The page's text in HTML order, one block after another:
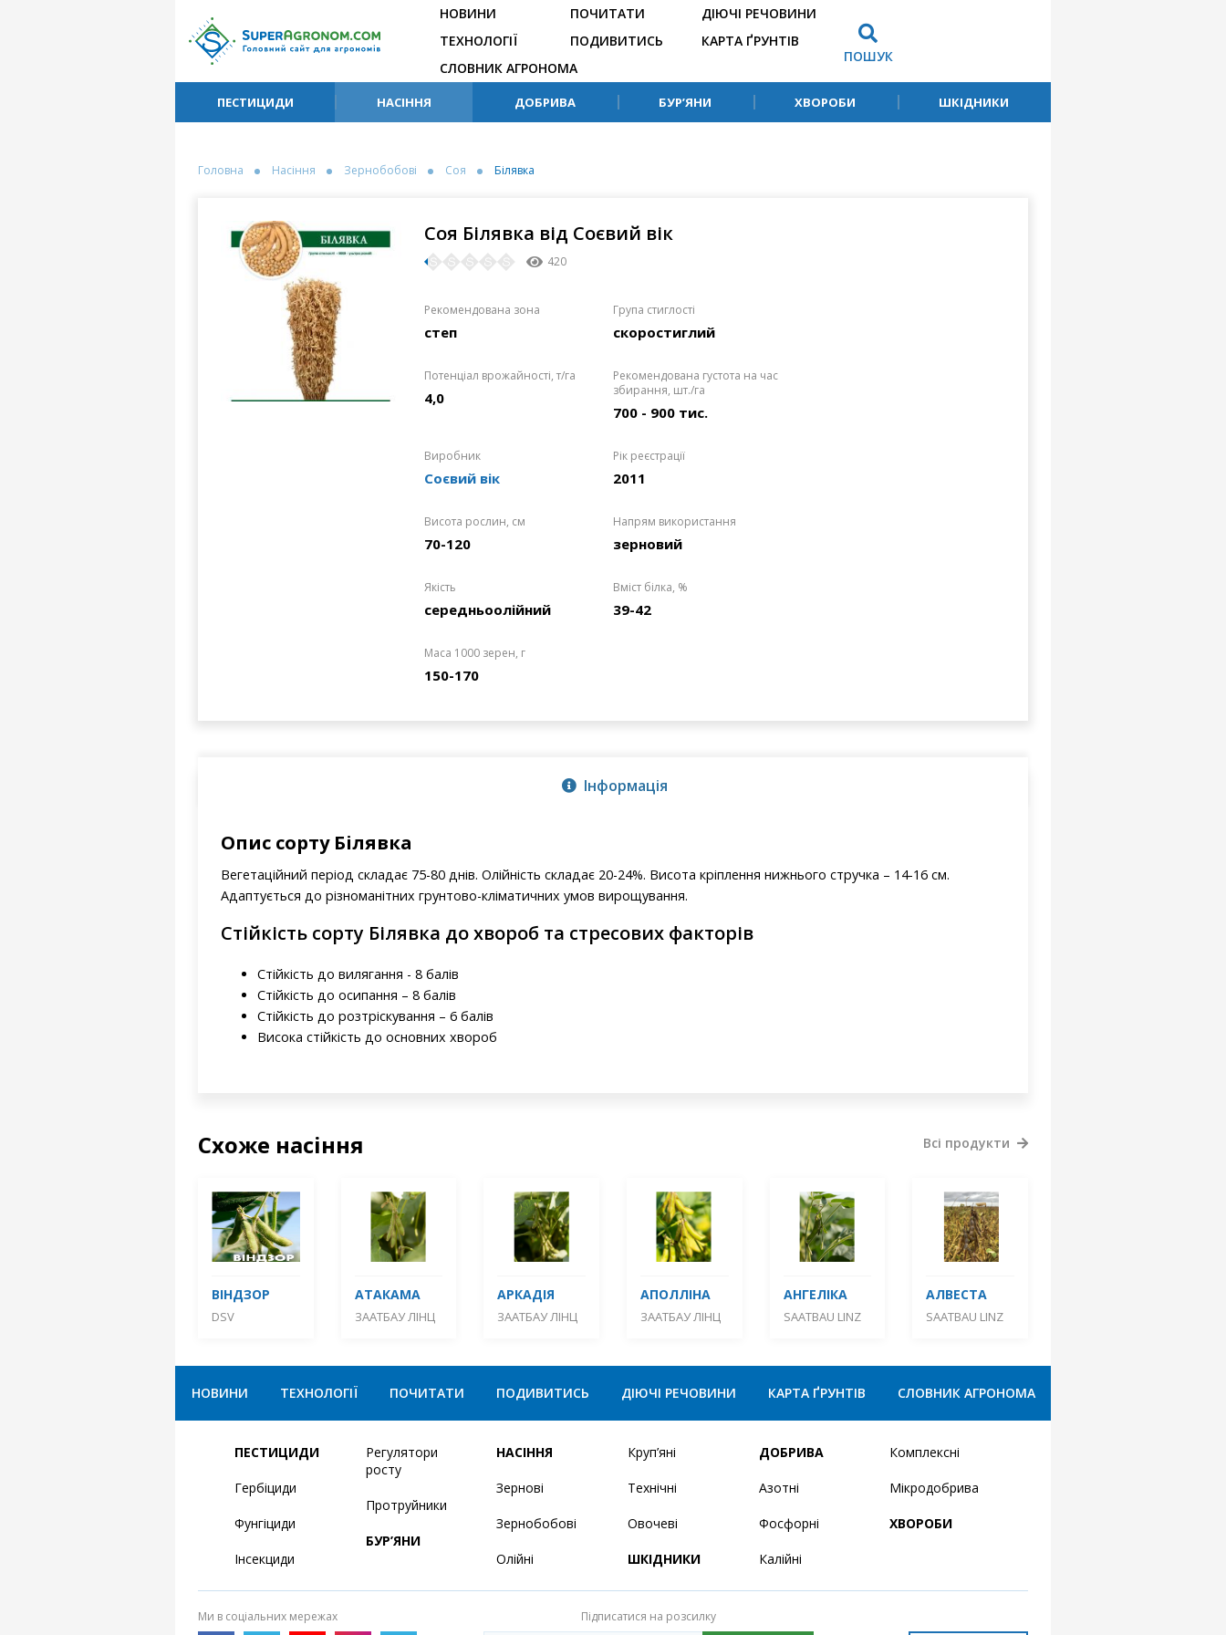
НОВИНИ
ТЕХНОЛОГІЇ
ПОЧИТАТИ
ПОДИВИТИСЬ
ДІЮЧІ РЕЧОВИНИ
КАРТА ҐРУНТІВ
СЛОВНИК АГРОНОМА
ПОШУК
ПЕСТИЦИДИ НАСІННЯ ДОБРИВА БУР’ЯНИ ХВОРОБИ ШКІДНИКИ
Головна Насіння Зернобобові Соя Білявка
Соя Білявка від Соєвий вік
420
Рекомендована зона
степ
Група стиглості
скоростиглий
Потенціал врожайності, т/га
4,0
Рекомендована густота на час
збирання, шт./га
700 - 900 тис.
Виробник
Соєвий вік
Рік реєстрації
2011
Висота рослин, см
70-120
Напрям використання
зерновий
Якість
середньоолійний
Вміст білка, %
39-42
Маса 1000 зерен, г
150-170
Інформація
Опис сорту Білявка
Вегетаційний період складає 75-80 днів. Олійність складає 20-24%. Висота кріплення нижнього стручка – 14-16 см.
Адаптується до різноманітних грунтово-кліматичних умов вирощування.
Стійкість сорту Білявка до хвороб та стресових факторів
Стійкість до вилягання - 8 балів
Стійкість до осипання – 8 балів
Стійкість до розтріскування – 6 балів
Висока стійкість до основних хвороб
Схоже насіння
ВІНДЗОР
DSV
АТАКАМА
ЗААТБАУ ЛІНЦ
АРКАДІЯ
ЗААТБАУ ЛІНЦ
АПОЛЛІНА
ЗААТБАУ ЛІНЦ
АНГЕЛІКА
SAATBAU LINZ
АЛВЕСТА
SAATBAU LINZ
Всі продукти
НОВИНИ ТЕХНОЛОГІЇ ПОЧИТАТИ ПОДИВИТИСЬ ДІЮЧІ РЕЧОВИНИ КАРТА ҐРУНТІВ СЛОВНИК АГРОНОМА
ПЕСТИЦИДИ
Гербіциди
Фунгіциди
Інсекциди
Регулятори
росту
Протруйники
БУР’ЯНИ
НАСІННЯ
Зернові
Зернобобові
Олійні
Круп’яні
Технічні
Овочеві
ШКІДНИКИ
ДОБРИВА
Азотні
Фосфорні
Калійні
Комплексні
Мікродобрива
ХВОРОБИ
Ми в соціальних мережах Підписатися на розсилку